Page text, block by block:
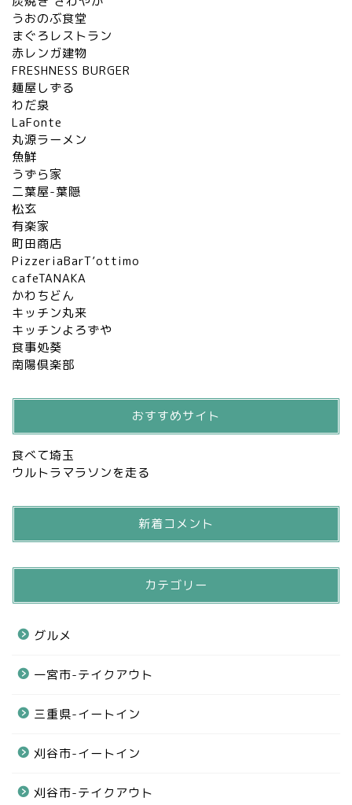
うおのぶ食堂
まぐろレストラン
赤レンガ建物
FRESHNESS BURGER
麺屋しずる
わだ泉
LaFonte
丸源ラーメン
魚鮮
うずら家
二葉屋-葉隠
松玄
有楽家
町田商店
PizzeriaBarT’ottimo
cafeTANAKA
かわちどん
キッチン丸来
キッチンよろずや
食事処葵
南陽倶楽部
おすすめサイト
食べて埼玉
ウルトラマラソンを走る
新着コメント
カテゴリー
グルメ
一宮市-テイクアウト
三重県-イートイン
刈谷市-イートイン
刈谷市-テイクアウト